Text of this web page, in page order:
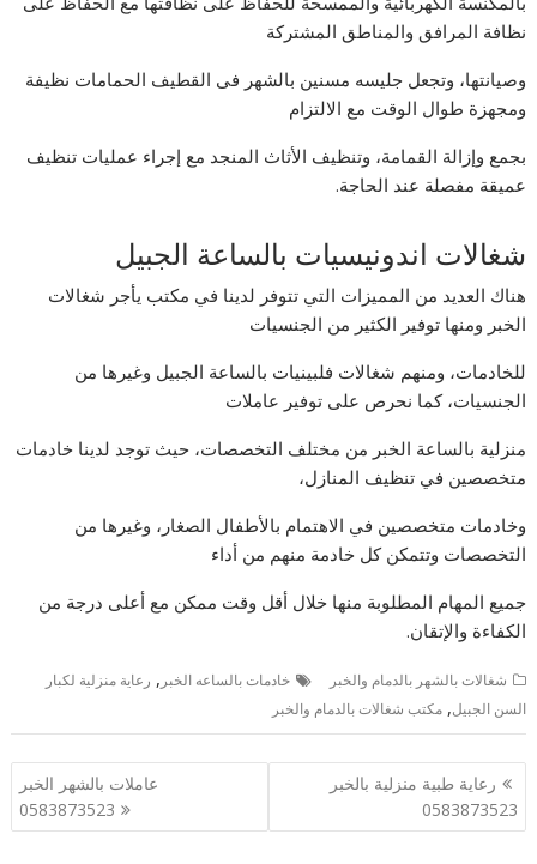
نظافة المرافق والمناطق المشتركة
وصيانتها، وتجعل جليسه مسنين بالشهر فى القطيف الحمامات نظيفة
ومجهزة طوال الوقت مع الالتزام
بجمع وإزالة القمامة، وتنظيف الأثاث المنجد مع إجراء عمليات تنظيف
عميقة مفصلة عند الحاجة.
شغالات اندونيسيات بالساعة الجبيل
هناك العديد من المميزات التي تتوفر لدينا في مكتب يأجر شغالات
الخبر ومنها توفير الكثير من الجنسيات
للخادمات، ومنهم شغالات فلبينيات بالساعة الجبيل وغيرها من
الجنسيات، كما نحرص على توفير عاملات
منزلية بالساعة الخبر من مختلف التخصصات، حيث توجد لدينا خادمات
متخصصين في تنظيف المنازل،
وخادمات متخصصين في الاهتمام بالأطفال الصغار، وغيرها من
التخصصات وتتمكن كل خادمة منهم من أداء
جميع المهام المطلوبة منها خلال أقل وقت ممكن مع أعلى درجة من
الكفاءة والإتقان.
شغالات بالشهر بالدمام والخبر خادمات بالساعه الخبر , رعاية منزلية لكبار
السن الجبيل,مكتب شغالات بالدمام والخبر
تصفّح
المقالات
رعاية طبية منزلية بالخبر
0583873523
عاملات بالشهر الخبر
0583873523